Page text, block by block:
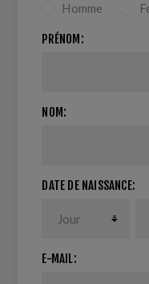
Homme
PRÉNOM:
NOM:
DATE DE NAISSANCE:
E-MAIL: